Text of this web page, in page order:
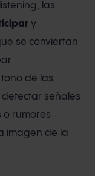
las
y
se conviertan
de las
detectar señales
rumores
imagen de la